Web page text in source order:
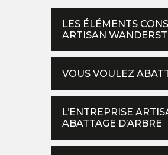
LES ÉLÉMENTS
ARTISAN
VOUS VOULEZ
L’ENTREPRISE
ABATTAGE D’ARBRE